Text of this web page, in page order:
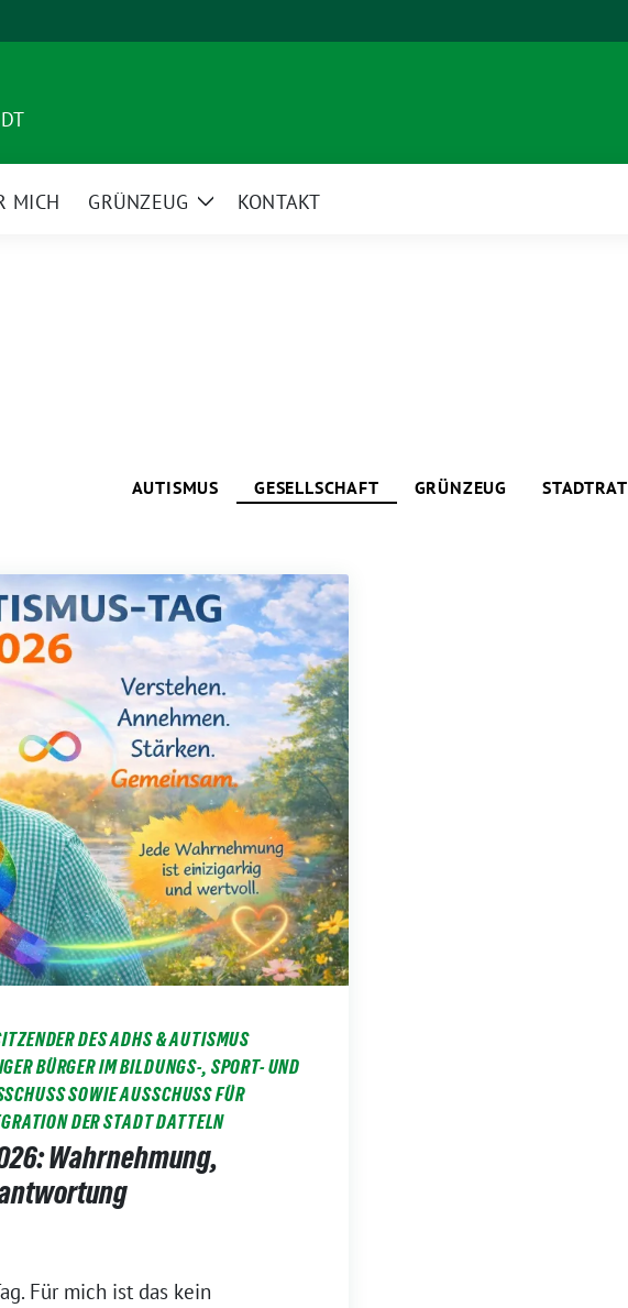
MICH GRÜNZEUG
ZeigeKONTAKT
AUTISMUS GESELLSCHAFT GRÜNZEUG STADTRAT
DES ADHS & AUTISMUS
BÜRGER IM BILDUNGS-, SPORT- UND
SOWIE AUSSCHUSS FÜR
DER STADT DATTELN
Wahrnehmung,
Für mich ist das kein